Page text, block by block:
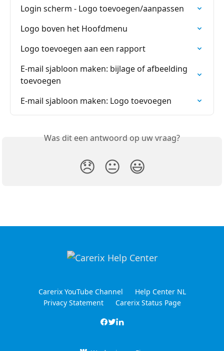
Login scherm - Logo toevoegen/aanpassen
Logo boven het Hoofdmenu
Logo toevoegen aan een rapport
E-mail sjabloon maken: bijlage of afbeelding
toevoegen
E-mail sjabloon maken: Logo toevoegen
Was dit een antwoord op uw vraag?
😞 😐 😃
Carerix YouTube Channel
Help Center NL
Privacy Statement
Carerix Status Page